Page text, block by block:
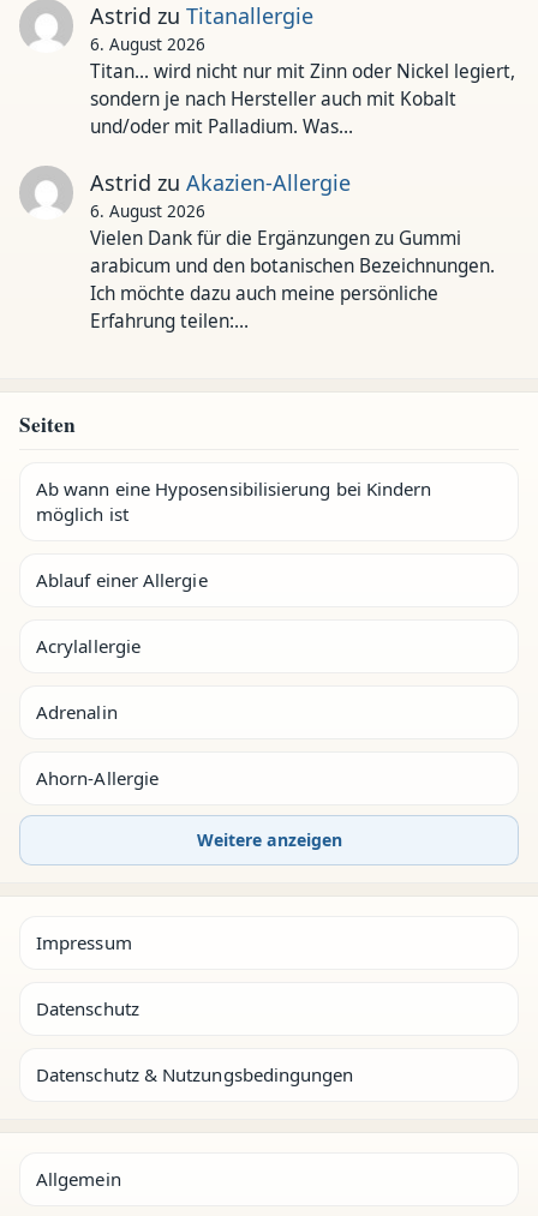
Astrid zu Titanallergie
6. August 2026
Titan... wird nicht nur mit Zinn oder Nickel legiert,
sondern je nach Hersteller auch mit Kobalt
und/oder mit Palladium. Was…
Astrid zu Akazien-Allergie
6. August 2026
Vielen Dank für die Ergänzungen zu Gummi
arabicum und den botanischen Bezeichnungen.
Ich möchte dazu auch meine persönliche
Erfahrung teilen:…
Seiten
Ab wann eine Hyposensibilisierung bei Kindern
möglich ist
Ablauf einer Allergie
Acrylallergie
Adrenalin
Ahorn-Allergie
Weitere anzeigen
Impressum
Datenschutz
Datenschutz & Nutzungsbedingungen
Allgemein